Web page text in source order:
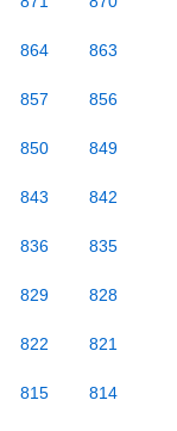
864 863
857 856
850 849
843 842
836 835
829 828
822 821
815 814